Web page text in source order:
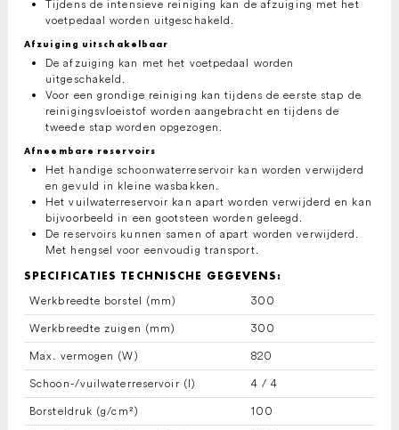
Tijdens de intensieve reiniging kan de afzuiging met het
voetpedaal worden uitgeschakeld.
Afzuiging uitschakelbaar
De afzuiging kan met het voetpedaal worden
uitgeschakeld.
Voor een grondige reiniging kan tijdens de eerste stap de
reinigingsvloeistof worden aangebracht en tijdens de
tweede stap worden opgezogen.
Afneembare reservoirs
Het handige schoonwaterreservoir kan worden verwijderd
en gevuld in kleine wasbakken.
Het vuilwaterreservoir kan apart worden verwijderd en kan
bijvoorbeeld in een gootsteen worden geleegd.
De reservoirs kunnen samen of apart worden verwijderd.
Met hengsel voor eenvoudig transport.
SPECIFICATIES TECHNISCHE GEGEVENS:
Werkbreedte borstel (mm) 300
Werkbreedte zuigen (mm) 300
Max. vermogen (W) 820
Schoon-/vuilwaterreservoir (l) 4 / 4
Borsteldruk (g/cm²) 100